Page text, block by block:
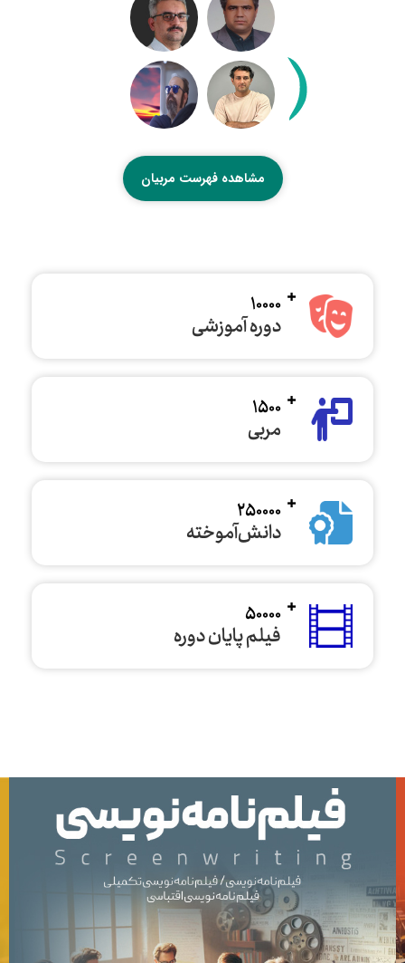
مشاهده فهرست مربیان
10000
دوره آموزشی
1500
مربی
250000
دانش‌آموخته
50000
فیلم پایان دوره